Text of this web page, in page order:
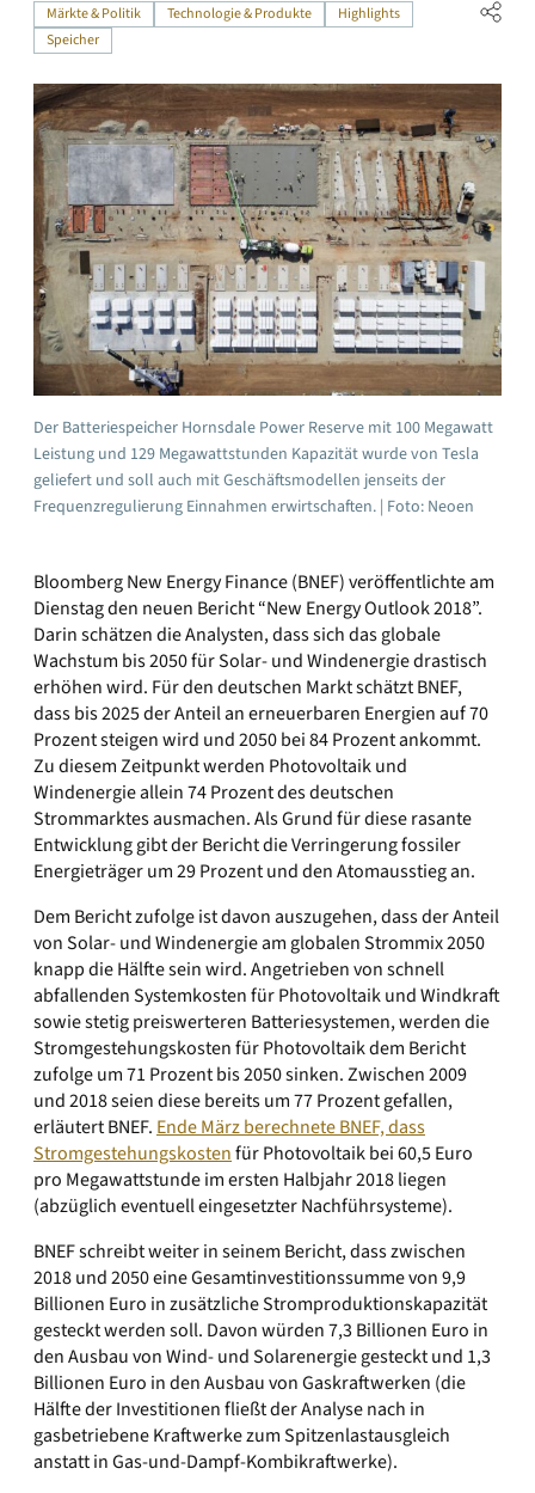
Märkte & Politik Technologie & Produkte
Highlights
Speicher
Der Batteriespeicher Hornsdale Power Reserve mit 100 Megawatt
Leistung und 129 Megawattstunden Kapazität wurde von Tesla
geliefert und soll auch mit Geschäftsmodellen jenseits der
Frequenzregulierung Einnahmen erwirtschaften. | Foto: Neoen
Bloomberg New Energy Finance (BNEF) veröffentlichte am
Dienstag den neuen Bericht “New Energy Outlook 2018”.
Darin schätzen die Analysten, dass sich das globale
Wachstum bis 2050 für Solar- und Windenergie drastisch
erhöhen wird. Für den deutschen Markt schätzt BNEF,
dass bis 2025 der Anteil an erneuerbaren Energien auf 70
Prozent steigen wird und 2050 bei 84 Prozent ankommt.
Zu diesem Zeitpunkt werden Photovoltaik und
Windenergie allein 74 Prozent des deutschen
Strommarktes ausmachen. Als Grund für diese rasante
Entwicklung gibt der Bericht die Verringerung fossiler
Energieträger um 29 Prozent und den Atomausstieg an.
Dem Bericht zufolge ist davon auszugehen, dass der Anteil
von Solar- und Windenergie am globalen Strommix 2050
knapp die Hälfte sein wird. Angetrieben von schnell
abfallenden Systemkosten für Photovoltaik und Windkraft
sowie stetig preiswerteren Batteriesystemen, werden die
Stromgestehungskosten für Photovoltaik dem Bericht
zufolge um 71 Prozent bis 2050 sinken. Zwischen 2009
und 2018 seien diese bereits um 77 Prozent gefallen,
erläutert BNEF. Ende März berechnete BNEF, dass
Stromgestehungskostenfür Photovoltaik bei 60,5 Euro
pro Megawattstunde im ersten Halbjahr 2018 liegen
(abzüglich eventuell eingesetzter Nachführsysteme).
BNEF schreibt weiter in seinem Bericht, dass zwischen
2018 und 2050 eine Gesamtinvestitionssumme von 9,9
Billionen Euro in zusätzliche Stromproduktionskapazität
gesteckt werden soll. Davon würden 7,3 Billionen Euro in
den Ausbau von Wind- und Solarenergie gesteckt und 1,3
Billionen Euro in den Ausbau von Gaskraftwerken (die
Hälfte der Investitionen fließt der Analyse nach in
gasbetriebene Kraftwerke zum Spitzenlastausgleich
anstatt in Gas-und-Dampf-Kombikraftwerke).